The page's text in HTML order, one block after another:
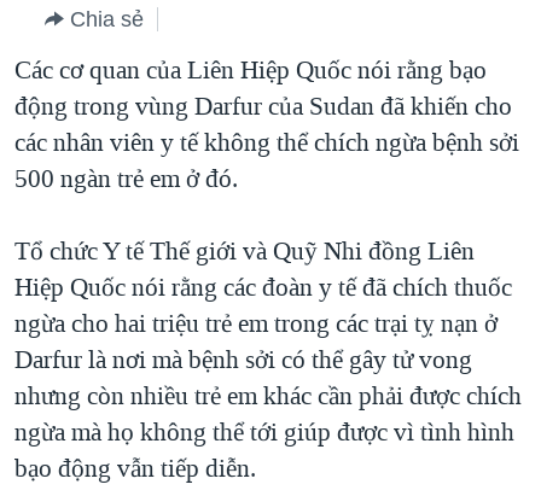
hướng
chính
Đi
"Tìm"
MỤC
TỰ DO BÁO CHÍ
VẠCH TRẦN TIN GIẢ
NGƯỜI VIỆT HẢI NGOẠI
KINH TẾ
KHOA HỌC
SỨC KHOẺ
VĂN HOÁ
GIÁO DỤC
CHUYÊN ĐỀ
CHIẾN TRANH THƯƠNG MẠI CỦA MỸ: QUÁ KHỨ VÀ HIỆN
TẠI
HÀNH TRÌNH BẦU CỬ 2024
GIẢI MÃ VÀNH ĐAI & CON ĐƯỜNG
NGÀY TỊ NẠN THẾ GIỚI
TRỊNH VĨNH BÌNH - NGƯỜI HẠ 'BÊN THẮNG CUỘC'
GROUND ZERO – XƯA VÀ NAY
CHI PHÍ CHIẾN TRANH AFGHANISTAN
CÁC GIÁ TRỊ CỘNG HÒA Ở VIỆT NAM
HỌC TIẾNG ANH
VIDEO
MẠNG XÃ HỘI
Ngôn ngữ khác
Chia sẻ
Các cơ quan của Liên Hiệp Quốc nói rằng bạo
động trong vùng Darfur của Sudan đã khiến cho
các nhân viên y tế không thể chích ngừa bệnh sởi
500 ngàn trẻ em ở đó.
Tổ chức Y tế Thế giới và Quỹ Nhi đồng Liên
Hiệp Quốc nói rằng các đoàn y tế đã chích thuốc
ngừa cho hai triệu trẻ em trong các trại tỵ nạn ở
Darfur là nơi mà bệnh sởi có thể gây tử vong
nhưng còn nhiều trẻ em khác cần phải được chích
ngừa mà họ không thể tới giúp được vì tình hình
bạo động vẫn tiếp diễn.